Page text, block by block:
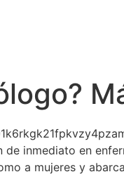
inmediato en
a mujeres y